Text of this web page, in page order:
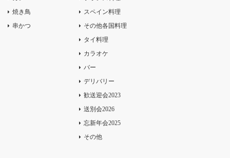
焼き鳥
串かつ
スペイン料理
その他各国料理
タイ料理
カラオケ
バー
デリバリー
歓送迎会2023
送別会2026
忘新年会2025
その他